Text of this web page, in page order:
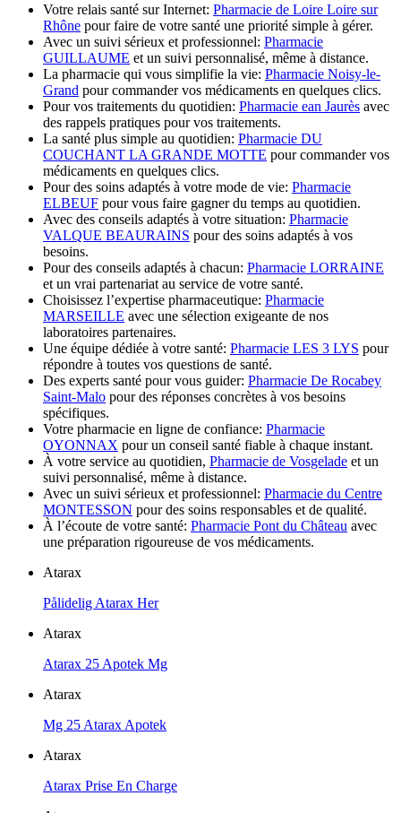
Votre relais santé sur Internet: Pharmacie de Loire Loire sur
Rhône pour faire de votre santé une priorité simple à gérer.
Avec un suivi sérieux et professionnel: Pharmacie
GUILLAUME et un suivi personnalisé, même à distance.
La pharmacie qui vous simplifie la vie: Pharmacie Noisy-le-
Grand pour commander vos médicaments en quelques clics.
Pour vos traitements du quotidien: Pharmacie ean Jaurès avec
des rappels pratiques pour vos traitements.
La santé plus simple au quotidien: Pharmacie DU
COUCHANT LA GRANDE MOTTE pour commander vos
médicaments en quelques clics.
Pour des soins adaptés à votre mode de vie: Pharmacie
ELBEUF pour vous faire gagner du temps au quotidien.
Avec des conseils adaptés à votre situation: Pharmacie
VALQUE BEAURAINS pour des soins adaptés à vos
besoins.
Pour des conseils adaptés à chacun: Pharmacie LORRAINE
et un vrai partenariat au service de votre santé.
Choisissez l’expertise pharmaceutique: Pharmacie
MARSEILLE avec une sélection exigeante de nos
laboratoires partenaires.
Une équipe dédiée à votre santé: Pharmacie LES 3 LYS pour
répondre à toutes vos questions de santé.
Des experts santé pour vous guider: Pharmacie De Rocabey
Saint-Malo pour des réponses concrètes à vos besoins
spécifiques.
Votre pharmacie en ligne de confiance: Pharmacie
OYONNAX pour un conseil santé fiable à chaque instant.
À votre service au quotidien, Pharmacie de Vosgelade et un
suivi personnalisé, même à distance.
Avec un suivi sérieux et professionnel: Pharmacie du Centre
MONTESSON pour des soins responsables et de qualité.
À l’écoute de votre santé: Pharmacie Pont du Château avec
une préparation rigoureuse de vos médicaments.
Atarax
Pålidelig Atarax Her
Atarax
Atarax 25 Apotek Mg
Atarax
Mg 25 Atarax Apotek
Atarax
Atarax Prise En Charge